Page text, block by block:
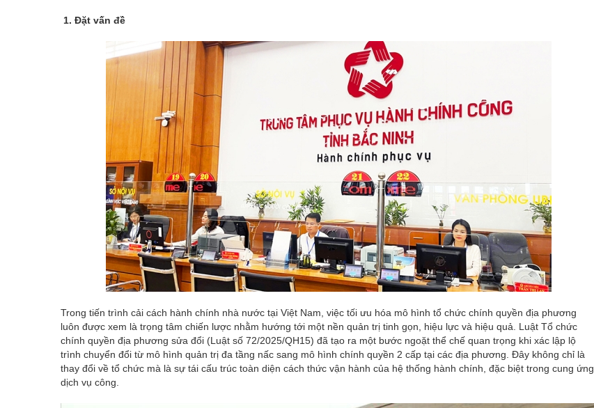
1. Đặt vấn đề
Trong tiến trình cải cách hành chính nhà nước tại Việt Nam, việc tối ưu hóa mô hình tổ chức chính quyền địa phương
luôn được xem là trọng tâm chiến lược nhằm hướng tới một nền quản trị tinh gọn, hiệu lực và hiệu quả. Luật Tổ chức
chính quyền địa phương sửa đổi (Luật số 72/2025/QH15) đã tạo ra một bước ngoặt thể chế quan trọng khi xác lập lộ
trình chuyển đổi từ mô hình quản trị đa tầng nấc sang mô hình chính quyền 2 cấp tại các địa phương. Đây không chỉ là
thay đổi về tổ chức mà là sự tái cấu trúc toàn diện cách thức vận hành của hệ thống hành chính, đặc biệt trong cung ứng
dịch vụ công.